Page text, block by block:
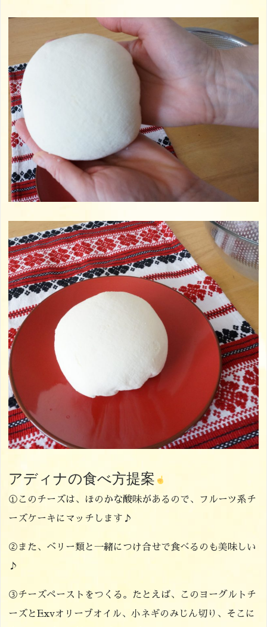
アディナの食べ方提案
①このチーズは、ほのかな酸味があるので、フルーツ系チ
ーズケーキにマッチします♪
②また、ベリー類と一緒につけ合せで食べるのも美味しい
♪
③チーズペーストをつくる。たとえば、このヨーグルトチ
ーズとExvオリーブオイル、小ネギのみじん切り、そこに